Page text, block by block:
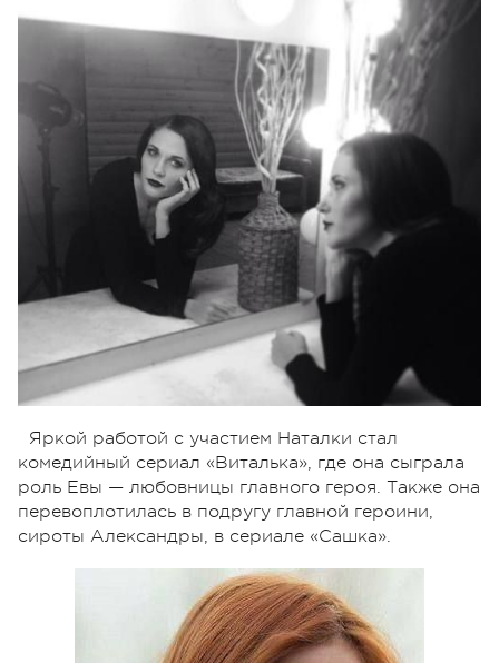
Яркой работой с участием Наталки стал
комедийный сериал «Виталька», где она сыграла
роль Евы — любовницы главного героя. Также она
перевоплотилась в подругу главной героини,
сироты Александры, в сериале «Сашка».